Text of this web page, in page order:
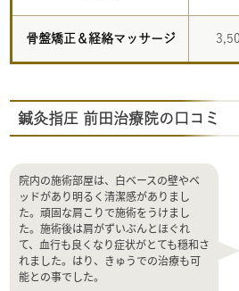
骨盤矯正＆経絡マッサージ
鍼灸指圧 前田治療院の口コミ
院内の施術部屋は、白ベースの壁やベ
ッドがあり明るく清潔感がありまし
た。頑固な肩こりで施術をうけまし
た。施術後は肩がずいぶんとほぐれ
て、血行も良くなり症状がとても穏和さ
れました。はり、きゅうでの治療も可
能との事でした。